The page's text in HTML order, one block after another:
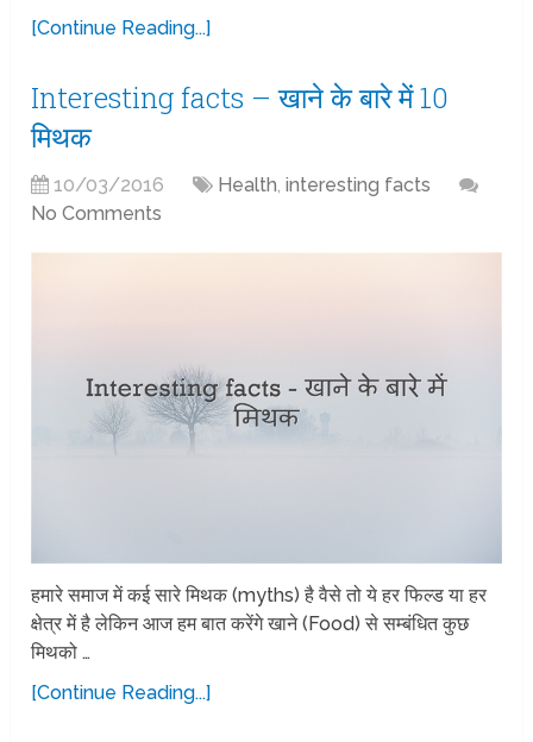
[Continue Reading...]
Interesting facts – खाने के बारे में 10
मिथक
10/03/2016 Health,interesting facts
No Comments
हमारे समाज में कई सारे मिथक (myths) है वैसे तो ये हर फिल्ड या हर
क्षेत्र में है लेकिन आज हम बात करेंगे खाने (Food) से सम्बंधित कुछ
मिथको …
[Continue Reading...]